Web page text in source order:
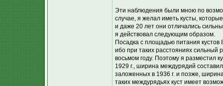
Эти наблюдения были мною по
случае, я желал иметь кусты,
и даже 20 лет они отличались
я действовал следующим образом.
Посадка с площадью питания
ибо при таких расстояниях сильный
восьмом году. Поэтому я разместил
1929 г., ширина междурядий
заложенных в 1936 г. и позже,
таких междурядьях куст имеет